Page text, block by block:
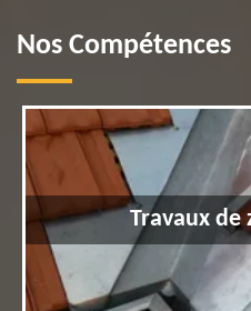
Nos Compétences
Travaux de